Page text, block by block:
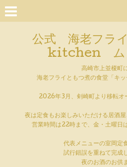
公式 海老フラ
kitchen ム
高崎市上並榎町
海老フライともつ煮の食堂「キッ
2026年3月、剣崎町より移転オ
夜は定食もお楽しみいただける居酒屋
営業時間は22時まで、金・土曜日
代表メニューの室岡定
試行錯誤を重ねて完成
夜のお酒のお供